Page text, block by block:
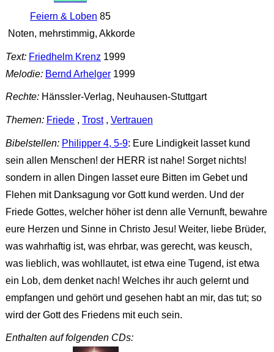
Feiern & Loben 85
Noten, mehrstimmig, Akkorde
Text: Friedhelm Krenz 1999
Melodie: Bernd Arhelger1999
Rechte:Hänssler-Verlag, Neuhausen-Stuttgart
Themen: Friede, Trost, Vertrauen
Bibelstellen: Philipper 4, 5-9: Eure Lindigkeit lasset kund
sein allen Menschen! der HERR ist nahe! Sorget nichts!
sondern in allen Dingen lasset eure Bitten im Gebet und
Flehen mit Danksagung vor Gott kund werden. Und der
Friede Gottes, welcher höher ist denn alle Vernunft, bewahre
eure Herzen und Sinne in Christo Jesu! Weiter, liebe Brüder,
was wahrhaftig ist, was ehrbar, was gerecht, was keusch,
was lieblich, was wohllautet, ist etwa eine Tugend, ist etwa
ein Lob, dem denket nach! Welches ihr auch gelernt und
empfangen und gehört und gesehen habt an mir, das tut; so
wird der Gott des Friedens mit euch sein.
Enthalten auf folgenden CDs: